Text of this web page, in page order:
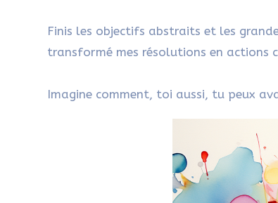
Finis les objectifs abstraits et les
transformé mes résolutions en actions
Imagine comment, toi aussi, tu peux